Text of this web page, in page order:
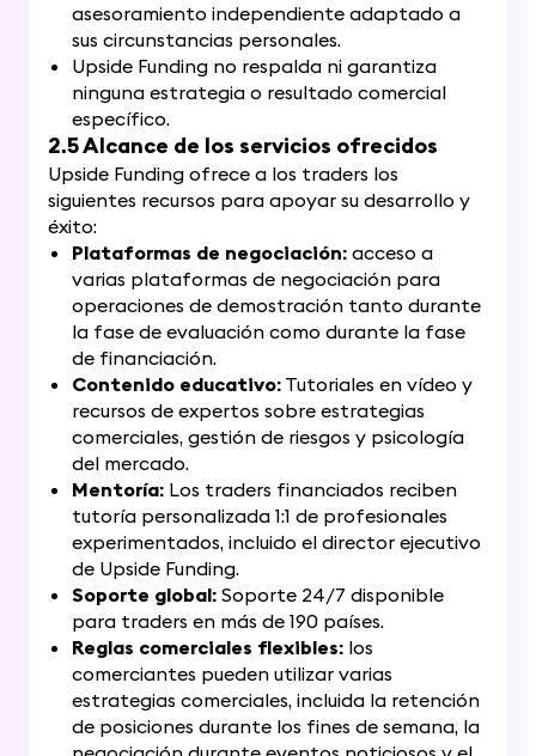
asesoramiento independiente adaptado a
sus circunstancias personales.
Upside Funding no respalda ni garantiza
ninguna estrategia o resultado comercial
específico.
2.5 Alcance de los servicios ofrecidos
Upside Funding ofrece a los traders los
siguientes recursos para apoyar su desarrollo y
éxito:
Plataformas de negociación: acceso a
varias plataformas de negociación para
operaciones de demostración tanto durante
la fase de evaluación como durante la fase
de financiación.
Contenido educativo: Tutoriales en vídeo y
recursos de expertos sobre estrategias
comerciales, gestión de riesgos y psicología
del mercado.
Mentoría: Los traders financiados reciben
tutoría personalizada 1:1 de profesionales
experimentados, incluido el director ejecutivo
de Upside Funding.
Soporte global: Soporte 24/7 disponible
para traders en más de 190 países.
Reglas comerciales flexibles: los
comerciantes pueden utilizar varias
estrategias comerciales, incluida la retención
de posiciones durante los fines de semana, la